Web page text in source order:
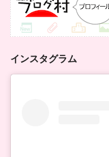
インスタグラム